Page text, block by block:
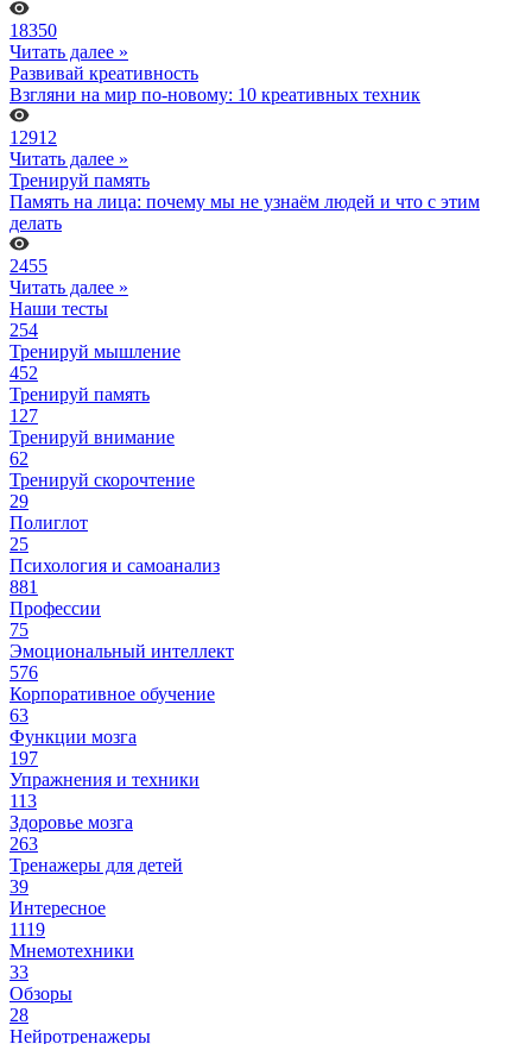
18350
Читать далее »
Развивай креативность
Взгляни на мир по-новому: 10 креативных техник
12912
Читать далее »
Тренируй память
Память на лица: почему мы не узнаём людей и что с этим
делать
2455
Читать далее »
Наши тесты
254
Тренируй мышление
452
Тренируй память
127
Тренируй внимание
62
Тренируй скорочтение
29
Полиглот
25
Психология и самоанализ
881
Профессии
75
Эмоциональный интеллект
576
Корпоративное обучение
63
Функции мозга
197
Упражнения и техники
113
Здоровье мозга
263
Тренажеры для детей
39
Интересное
1119
Мнемотехники
33
Обзоры
28
Нейротренажеры